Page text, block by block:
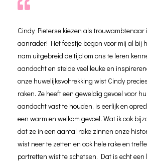
Cindy Pieterse kiezen als trouwambtenaar
aanrader! Het feestje begon voor mij al bij
nam uitgebreid de tijd om ons te leren
aandacht en stelde veel leuke en
onze huwelijksvoltrekking wist Cindy
raken. Ze heeft een geweldig gevoel voor
aandacht vast te houden, is eerlijk en
een warm en welkom gevoel. Wat ik ook
dat ze in een aantal rake zinnen onze
wist neer te zetten en ook hele rake en
portretten wist te schetsen. Dat is echt een